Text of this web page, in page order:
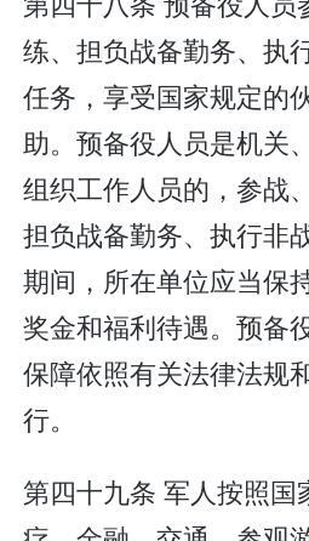
练、担负战备勤务、执
任务，享受国家规定的
助。预备役人员是机关
组织工作人员的，参战
担负战备勤务、执行非
期间，所在单位应当保
奖金和福利待遇。预备
保障依照有关法律法规
行。
第四十九条 军人按照国